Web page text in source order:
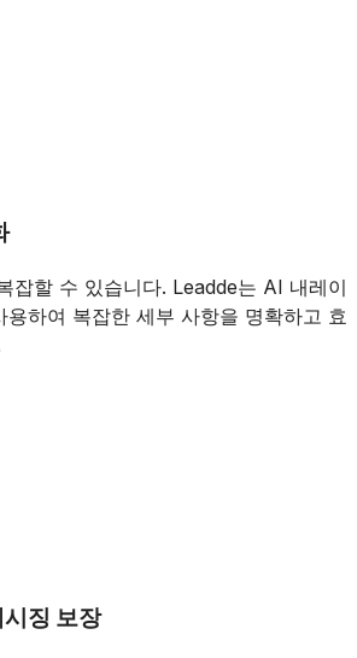
잡할 수 있습니다. Leadde는 AI 내레이
하여 복잡한 세부 사항을 명확하고 효
징 보장